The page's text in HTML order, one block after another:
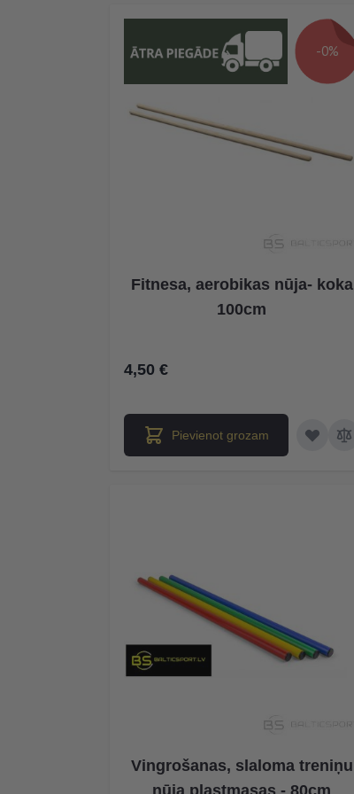
-0%
Fitnesa, aerobikas nūja- koka
100cm
4,50 €
Pievienot grozam
Vingrošanas, slaloma treniņu
nūja plastmasas - 80cm